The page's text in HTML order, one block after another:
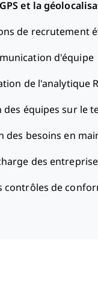
et la
de recrutement
d'équipe
de l'analytique
des équipes sur le
des besoins en
des
contrôles de